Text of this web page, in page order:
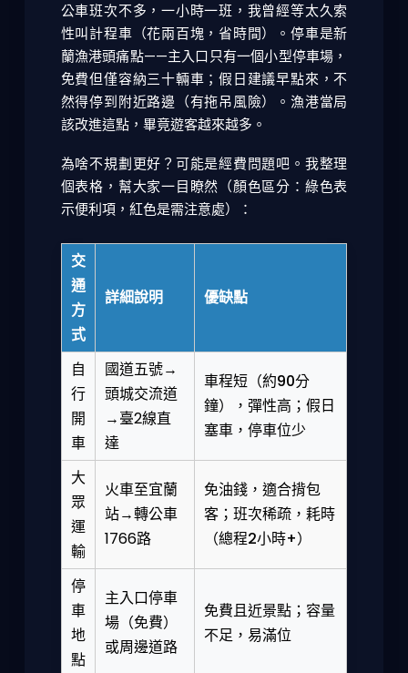
公車班次不多，一小時一班，我曾經等太久索
性叫計程車（花兩百塊，省時間）。停車是新
蘭漁港頭痛點——主入口只有一個小型停車場，
免費但僅容納三十輛車；假日建議早點來，不
然得停到附近路邊（有拖吊風險）。漁港當局
該改進這點，畢竟遊客越來越多。
為啥不規劃更好？可能是經費問題吧。我整理
個表格，幫大家一目瞭然（顏色區分：綠色表
示便利項，紅色是需注意處）：
交
通
方
式
詳細說明 優缺點
自
行
開
車
國道五號→
頭城交流道
→臺2線直
達
車程短（約90分
鐘），彈性高 ； 假日
塞車，停車位少
大
眾
運
輸
火車至宜蘭
站→轉公車
1766路
免油錢，適合揹包
客； 班次稀疏，耗時
（總程2小時+）
停
車
地
點
主入口停車
場（免費）
或周邊道路
免費且近景點； 容量
不足，易滿位